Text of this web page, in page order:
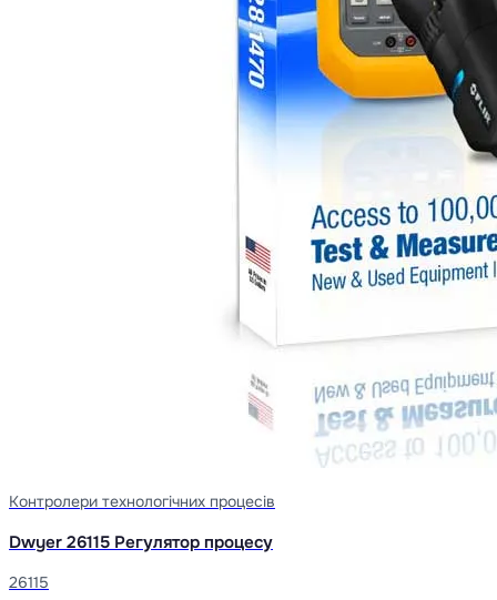
Контролери технологічних процесів
Dwyer 26115 Регулятор процесу
26115